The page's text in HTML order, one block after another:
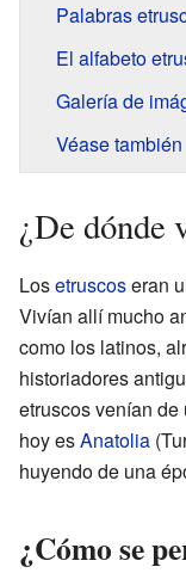
Palabras
El alfabeto
Galería de
Véase también
¿De dónde
Losetruscoseran
Vivían allí mucho
como los latinos,
historiadores
etruscos venían
hoy esAnatolia
huyendo de una
¿Cómo se